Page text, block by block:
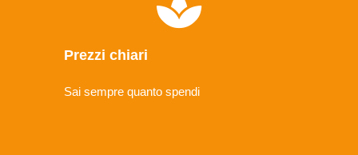
Prezzi chiari
Sai sempre quanto spendi